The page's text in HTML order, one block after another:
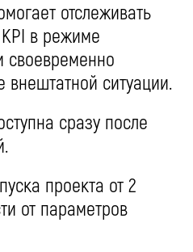
отслеживать
в режиме
своевременно
внештатной ситуации.
сразу после
проекта от 2
от параметров